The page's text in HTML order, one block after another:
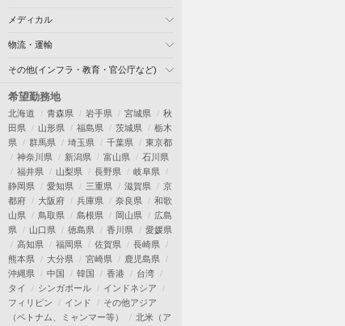
メディカル
物流・運輸
その他(インフラ・教育・官公庁など)
希望勤務地
北海道 青森県 岩手県 宮城県
秋
田県
山形県 福島県 茨城県
栃木
県
群馬県 埼玉県 千葉県
東京都
神奈川県
新潟県 富山県
石川県
福井県
山梨県 長野県
岐阜県
静岡県
愛知県 三重県 滋賀県
京
都府
大阪府 兵庫県 奈良県
和歌
山県
鳥取県 島根県 岡山県
広島
県
山口県 徳島県 香川県
愛媛県
高知県
福岡県 佐賀県
長崎県
熊本県
大分県 宮崎県
鹿児島県
沖縄県
中国 韓国 香港
台湾
タイ
シンガポール
インドネシア
フィリピン
インド
その他アジア
（ベトナム、ミャンマー等）
北米（ア